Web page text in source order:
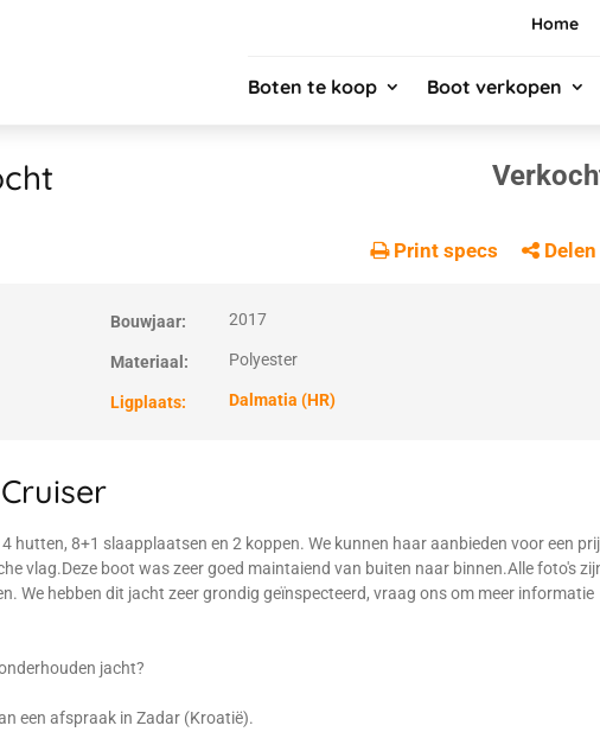
Home
Boten te koop Boot verkopen
Print specs Delen
Bouwjaar: 2017
Materiaal: Polyester
Ligplaats: Dalmatia (HR)
hutten, 8+1 slaapplaatsen en 2 koppen. We kunnen haar aanbieden voor een
vlag.Deze boot was zeer goed maintaiend van buiten naar binnen.Alle foto's
We hebben dit jacht zeer grondig geïnspecteerd, vraag ons om meer informatie
jacht?
een afspraak in Zadar (Kroatië).